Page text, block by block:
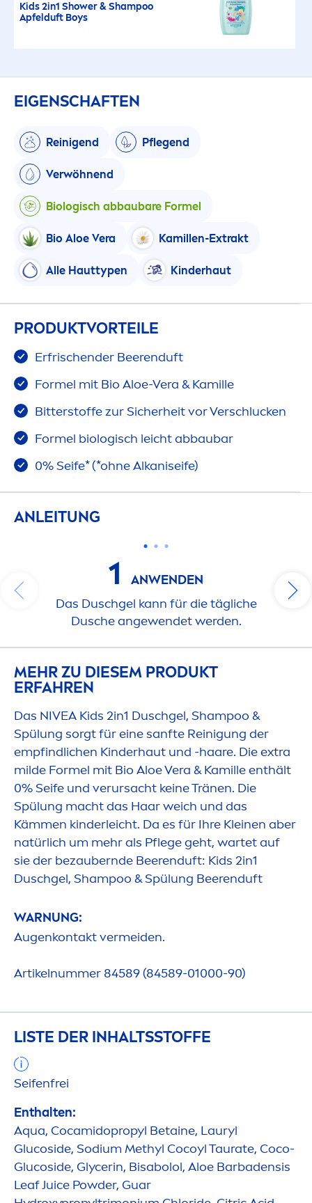
Kids 2in1 Shower & Shampoo
Apfelduft Boys
EIGENSCHAFTEN
Reinigend Pflegend
Verwöhnend
Biologisch abbaubare Formel
Bio Aloe Vera Kamillen-Extrakt
Alle Hauttypen Kinderhaut
PRODUKTVORTEILE
Erfrischender Beerenduft
Formel mit Bio Aloe-Vera & Kamille
Bitterstoffe zur Sicherheit vor Verschlucken
Formel biologisch leicht abbaubar
0% Seife* (*ohne Alkaniseife)
ANLEITUNG
1
ANWENDEN
Das Duschgel kann für die tägliche
Dusche angewendet werden.
MEHR ZU DIESEM PRODUKT
ERFAHREN
Das NIVEA Kids 2in1 Duschgel, Shampoo &
Spülung sorgt für eine sanfte Reinigung der
empfindlichen Kinderhaut und -haare. Die extra
milde Formel mit Bio Aloe Vera & Kamille enthält
0% Seife und verursacht keine Tränen. Die
Spülung macht das Haar weich und das
Kämmen kinderleicht. Da es für Ihre Kleinen aber
natürlich um mehr als Pflege geht, wartet auf
sie der bezaubernde Beerenduft: Kids 2in1
Duschgel, Shampoo & Spülung Beerenduft
WARNUNG:
Augenkontakt vermeiden.
Artikelnummer 84589 (84589-01000-90)
LISTE DER INHALTSSTOFFE
Seifenfrei
Enthalten:
Aqua, Cocamidopropyl Betaine, Lauryl
Glucoside, Sodium Methyl Cocoyl Taurate, Coco-
Glucoside, Glycerin, Bisabolol, Aloe Barbadensis
Leaf Juice Powder, Guar